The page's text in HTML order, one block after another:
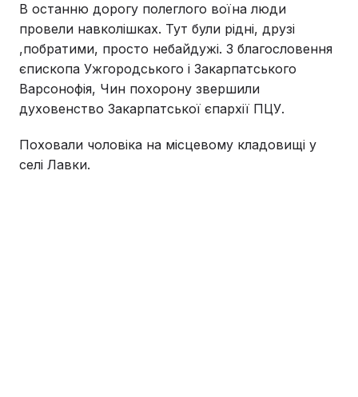
В останню дорогу полеглого воїна люди
провели навколішках. Тут були рідні, друзі
,побратими, просто небайдужі. З благословення
єпископа Ужгородського і Закарпатського
Варсонофія, Чин похорону звершили
духовенство Закарпатської єпархії ПЦУ.
Поховали чоловіка на місцевому кладовищі у
селі Лавки.